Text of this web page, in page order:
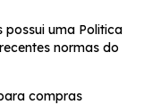
uma Politica
normas do
compras